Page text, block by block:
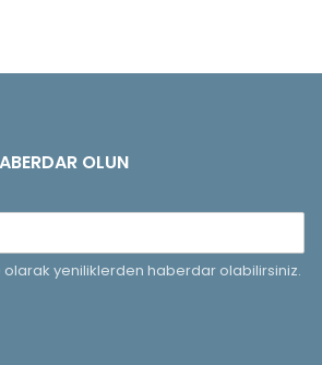
OLUN
yeniliklerden haberdar olabilirsiniz.